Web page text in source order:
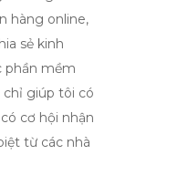
hàng online,
sẻ kinh
phần mềm
giúp tôi có
cơ hội nhận
từ các nhà